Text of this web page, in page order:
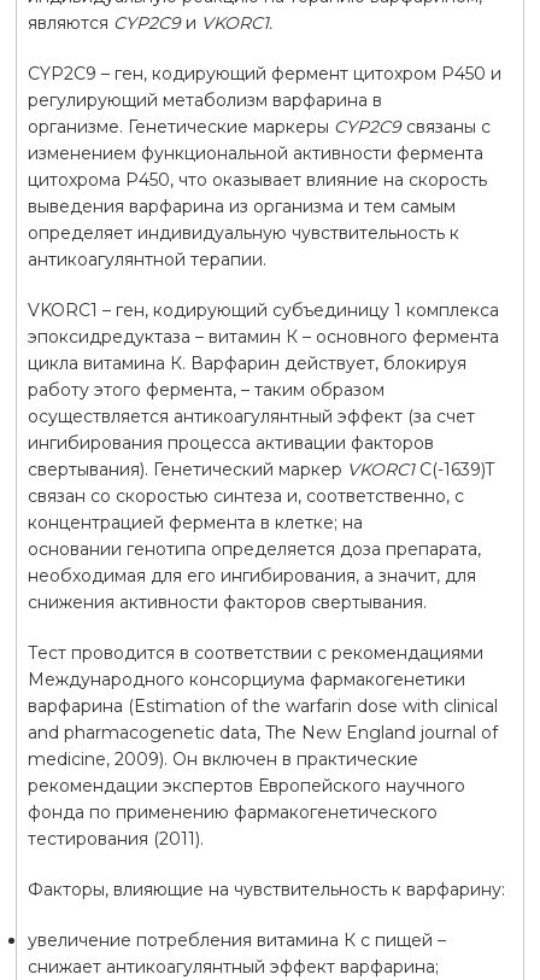
являются CYP2C9 и VKORC1.
CYP2C9 – ген, кодирующий фермент цитохром Р450 и
регулирующий метаболизм варфарина в
организме. Генетические маркеры CYP2C9связаны с
изменением функциональной активности фермента
цитохрома P450, что оказывает влияние на скорость
выведения варфарина из организма и тем самым
определяет индивидуальную чувствительность к
антикоагулянтной терапии.
VKORC1 – ген, кодирующий субъединицу 1 комплекса
эпоксидредуктаза – витамин К – основного фермента
цикла витамина К. Варфарин действует, блокируя
работу этого фермента, – таким образом
осуществляется антикоагулянтный эффект (за счет
ингибирования процесса активации факторов
свертывания). Генетический маркер VKORC1C(-1639)T
связан со скоростью синтеза и, соответственно, с
концентрацией фермента в клетке; на
основании генотипа определяется доза препарата,
необходимая для его ингибирования, а значит, для
снижения активности факторов свертывания.
Тест проводится в соответствии с рекомендациями
Международного консорциума фармакогенетики
варфарина (Estimation of the warfarin dose with clinical
and pharmacogenetic data, The New England journal of
medicine, 2009). Он включен в практические
рекомендации экспертов Европейского научного
фонда по применению фармакогенетического
тестирования (2011).
Факторы, влияющие на чувствительность к варфарину:
увеличение потребления витамина К с пищей –
снижает антикоагулянтный эффект варфарина;